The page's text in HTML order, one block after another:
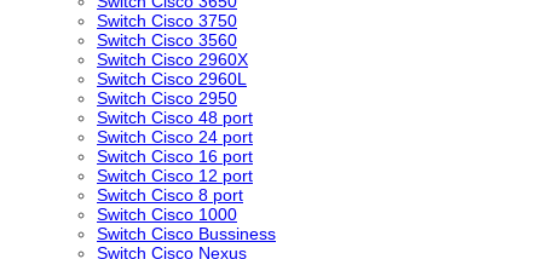
Switch Cisco 3750
Switch Cisco 3560
Switch Cisco 2960X
Switch Cisco 2960L
Switch Cisco 2950
Switch Cisco 48 port
Switch Cisco 24 port
Switch Cisco 16 port
Switch Cisco 12 port
Switch Cisco 8 port
Switch Cisco 1000
Switch Cisco Bussiness
Switch Cisco Nexus